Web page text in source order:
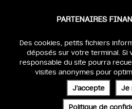
PARTENAIRES
IDENTITÉ &
UX & DEV :SÉBASTIEN
Des cookies, petits fichiers
déposés sur votre terminal. Si
responsable du site pourra
visites anonymes pour
J'accepte
Je
Politique de